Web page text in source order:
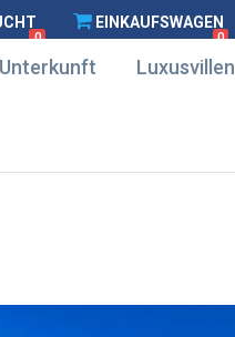
0
EINKAUFSWAGEN
0
Unterkunft Luxusvillen